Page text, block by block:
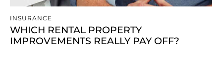
INSURANCE
WHICH RENTAL PROPERTY
IMPROVEMENTS REALLY PAY OFF?